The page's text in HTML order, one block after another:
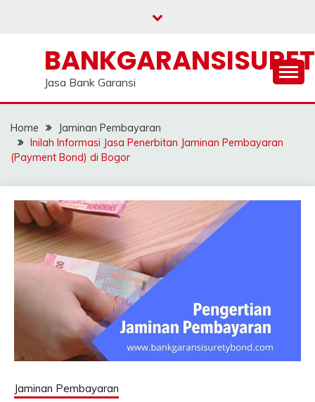
Jasa Bank Garansi
Home
Jaminan Pembayaran
Inilah Informasi Jasa Penerbitan Jaminan Pembayaran
(Payment Bond) di Bogor
Jaminan Pembayaran